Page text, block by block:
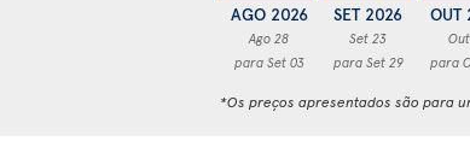
AGO 2026
Ago 28
para Set 03
SET 2026
Set 23
para Set 29
OUT
para
*Os preços apresentados são para